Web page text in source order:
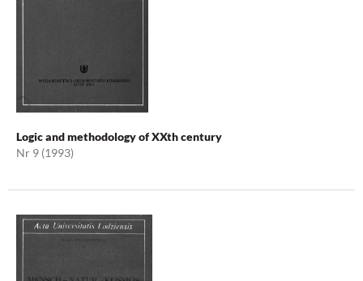
Logic and methodology of XXth century
Nr 9 (1993)